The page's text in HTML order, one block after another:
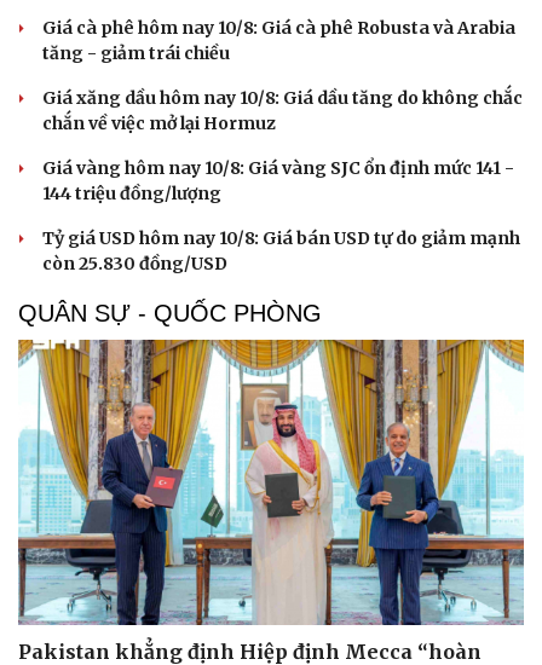
Ăn sạch sống khỏe
Giá cà phê hôm nay 10/8: Giá cà phê Robusta và Arabia
tăng - giảm trái chiều
Giá xăng dầu hôm nay 10/8: Giá dầu tăng do không chắc
chắn về việc mở lại Hormuz
Giá vàng hôm nay 10/8: Giá vàng SJC ổn định mức 141 -
144 triệu đồng/lượng
Tỷ giá USD hôm nay 10/8: Giá bán USD tự do giảm mạnh
còn 25.830 đồng/USD
QUÂN SỰ - QUỐC PHÒNG
Pakistan khẳng định Hiệp định Mecca “hoàn